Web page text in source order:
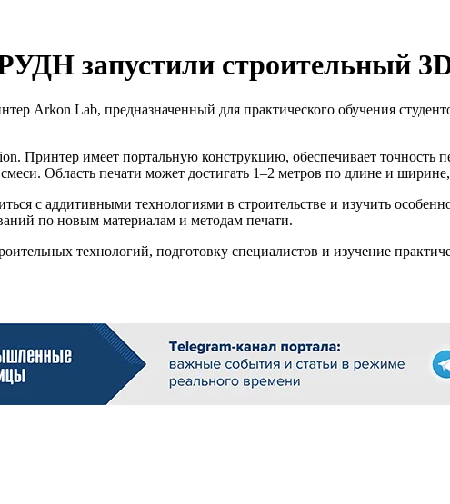
запустили строительный
Arkon Lab, предназначенный для практического обучения
Принтер имеет портальную конструкцию, обеспечивает точность
Область печати может достигать 1–2 метров по длине и ширине,
с аддитивными технологиями в строительстве и изучить
по новым материалам и методам печати.
технологий, подготовку специалистов и изучение